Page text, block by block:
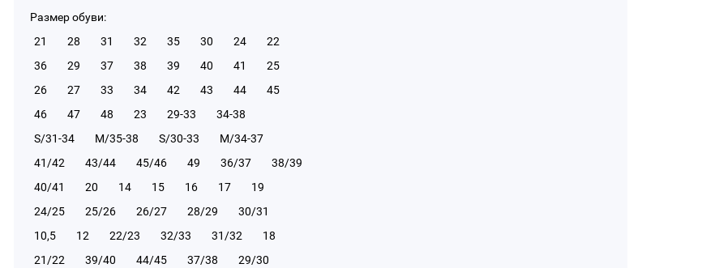
Размер обуви:
21
28 31 32 35 30 24
22
36
29 37 38 39 40 41
25
26
27 33 34 42 43 44
45
46
47 48 23 29-33
34-38
S/31-34
М/35-38 S/30-33
М/34-37
41/42
43/44 45/46 49 36/37
38/39
40/41
20 14 15 16 17
19
24/25
25/26 26/27 28/29
30/31
10,5
12 22/23 32/33 31/32
18
21/22
39/40 44/45 37/38
29/30